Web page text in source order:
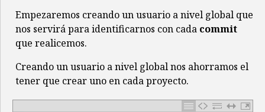
Empezaremos creando un usuario a nivel global que
nos servirá para identificarnos con cada commit
que realicemos.
Creando un usuario a nivel global nos ahorramos el
tener que crear uno en cada proyecto.